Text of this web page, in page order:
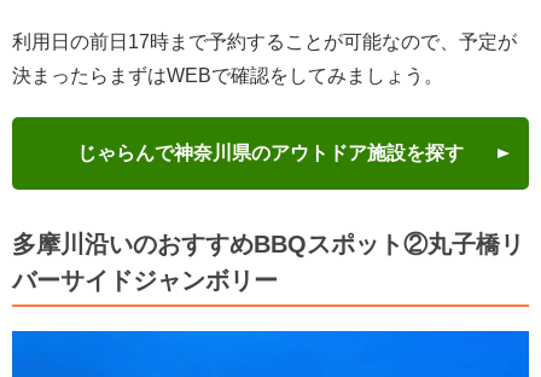
利用日の前日17時まで予約することが可能なので、予定が
決まったらまずはWEBで確認をしてみましょう。
じゃらんで神奈川県のアウトドア施設を探す
多摩川沿いのおすすめBBQスポット②丸子橋リ
バーサイドジャンボリー